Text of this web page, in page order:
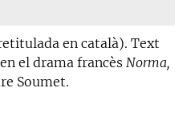
en català). Text
el drama francès Norma,
Soumet.